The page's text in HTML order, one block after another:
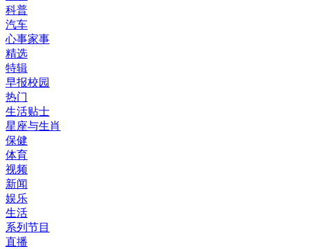
科普
汽车
心事家事
精选
特辑
早报校园
热门
生活贴士
星座与生肖
保健
体育
视频
新闻
娱乐
生活
系列节目
直播